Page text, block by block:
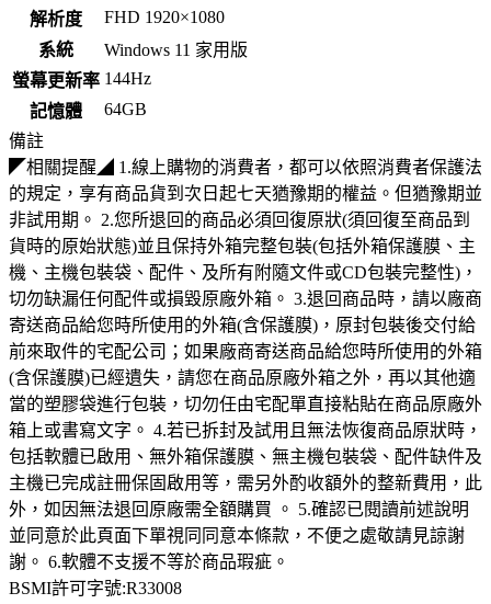
解析度
FHD 1920×1080
系統
Windows 11 家用版
螢幕更新率 144Hz
記憶體
64GB
備註
◤相關提醒◢ 1.線上購物的消費者，都可以依照消費者保護法
的規定，享有商品貨到次日起七天猶豫期的權益。但猶豫期並
非試用期。 2.您所退回的商品必須回復原狀(須回復至商品到
貨時的原始狀態)並且保持外箱完整包裝(包括外箱保護膜、主
機、主機包裝袋、配件、及所有附隨文件或CD包裝完整性)，
切勿缺漏任何配件或損毀原廠外箱。 3.退回商品時，請以廠商
寄送商品給您時所使用的外箱(含保護膜)，原封包裝後交付給
前來取件的宅配公司；如果廠商寄送商品給您時所使用的外箱
(含保護膜)已經遺失，請您在商品原廠外箱之外，再以其他適
當的塑膠袋進行包裝，切勿任由宅配單直接粘貼在商品原廠外
箱上或書寫文字。 4.若已拆封及試用且無法恢復商品原狀時，
包括軟體已啟用、無外箱保護膜、無主機包裝袋、配件缺件及
主機已完成註冊保固啟用等，需另外酌收額外的整新費用，此
外，如因無法退回原廠需全額購買 。 5.確認已閱讀前述說明
並同意於此頁面下單視同同意本條款，不便之處敬請見諒謝
謝。 6.軟體不支援不等於商品瑕疵。
BSMI許可字號:R33008